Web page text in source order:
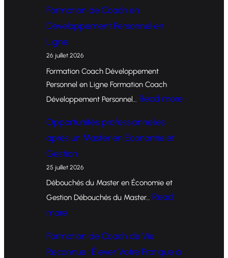
Formation de Coach en
Développement Personnel en
Ligne
26 juillet 2026
Formation Coach Développement
Personnel en Ligne Formation Coach
Développement Personnel… Read more:
Opportunités professionnelles
après un Master en Économie et
Gestion
25 juillet 2026
Débouchés du Master en Économie et
Gestion Débouchés du Master… Read
more:
Formation de Coach de Vie
Reconnue : Élever Votre Pratique à